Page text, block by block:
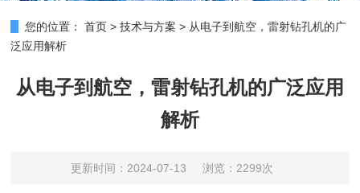
您的位置： 首页 >技术与方案 > 从电子到航空，雷射钻孔机的广
泛应用解析
从电子到航空，雷射钻孔机的广泛应用
解析
更新时间：2024-07-13 浏览：2299次